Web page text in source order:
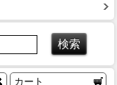
カート